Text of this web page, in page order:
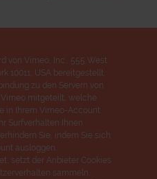
wieder auf" - Optimismus in der
von Vimeo, Inc., 555 West
10011, USA bereitgestellt.
zu den Servern von
mitgeteilt, welche
in Ihrem Vimeo-Account
Surfverhalten Ihnen
Sie, indem Sie sich
ausloggen.
setzt der Anbieter Cookies
sammeln.